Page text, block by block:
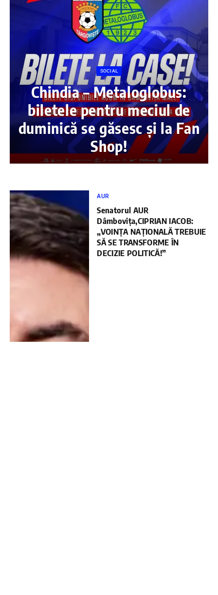
SOCIAL
Chindia – Metaloglobus:
biletele pentru meciul de
duminică se găsesc și la Fan
Shop!
AUR
Senatorul AUR
Dâmbovița,CIPRIAN IACOB:
„VOINȚA NAȚIONALĂ TREBUIE
SĂ SE TRANSFORME ÎN
DECIZIE POLITICĂ!”